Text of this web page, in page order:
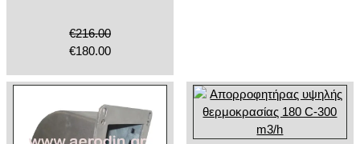
€216.00
€180.00